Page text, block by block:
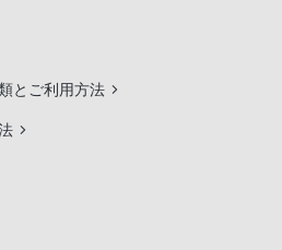
とご利用方法